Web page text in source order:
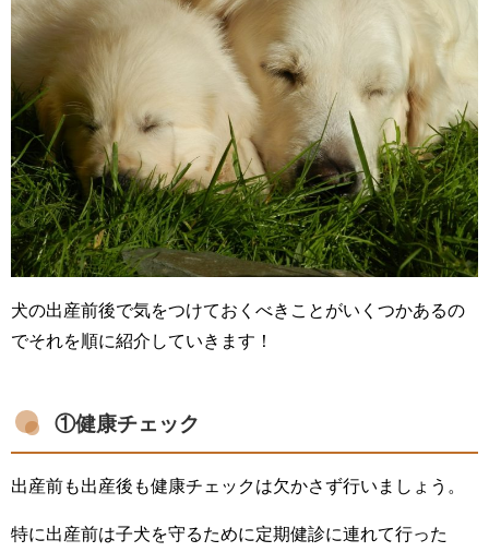
犬の出産前後で気をつけておくべきことがいくつかあるの
でそれを順に紹介していきます！
①健康チェック
出産前も出産後も健康チェックは欠かさず行いましょう。
特に出産前は子犬を守るために定期健診に連れて行った